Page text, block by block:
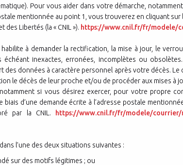
Pour vous aider dans votre démarche,
mentionnée au point 1, vous trouverez en cliquant
des Libertés (la « CNIL »). https://www.cnil.fr/fr/modele/
à demander la rectification, la mise à jour, le
échéant inexactes, erronées, incomplètes ou
des données à caractère personnel après votre décès. Le
le décès de leur proche et/ou de procéder aux mises à
si vous désirez exercer, pour votre propre
d’une demande écrite à l’adresse postale
par la CNIL.
https://www.cnil.fr/fr/modele/
l’une des deux situations suivantes :
sur des motifs légitimes ; ou